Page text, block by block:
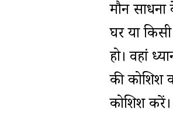
मौन
घर या
हो। वहां
की
कोशिश करें।